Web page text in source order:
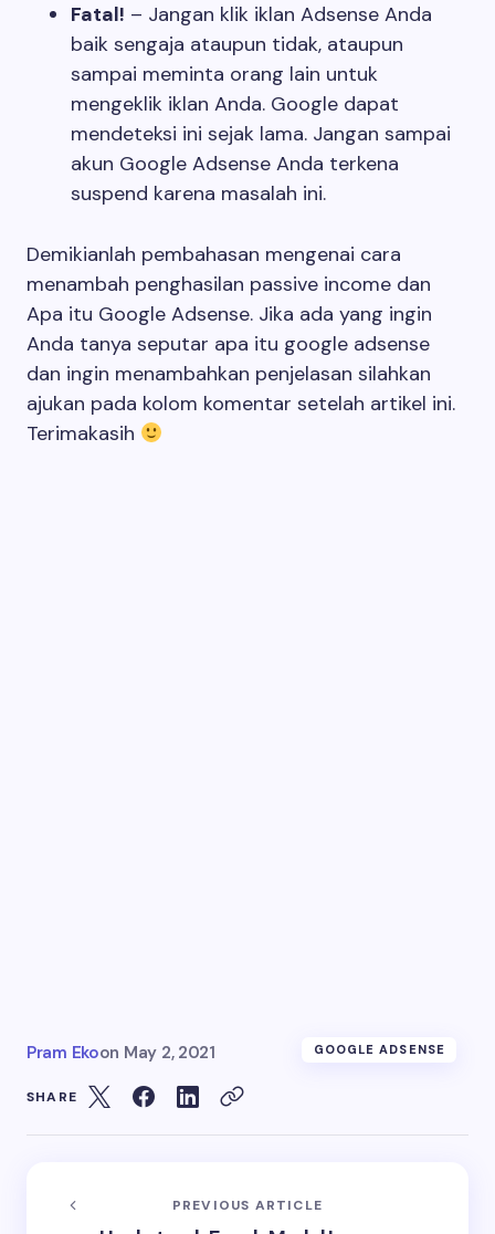
Fatal! – Jangan klik iklan Adsense Anda
baik sengaja ataupun tidak, ataupun
sampai meminta orang lain untuk
mengeklik iklan Anda. Google dapat
mendeteksi ini sejak lama. Jangan sampai
akun Google Adsense Anda terkena
suspend karena masalah ini.
Demikianlah pembahasan mengenai cara
menambah penghasilan passive income dan
Apa itu Google Adsense. Jika ada yang ingin
Anda tanya seputar apa itu google adsense
dan ingin menambahkan penjelasan silahkan
ajukan pada kolom komentar setelah artikel ini.
Terimakasih
Pram Ekoon May 2, 2021 GOOGLE ADSENSE
SHARE
PREVIOUS ARTICLE